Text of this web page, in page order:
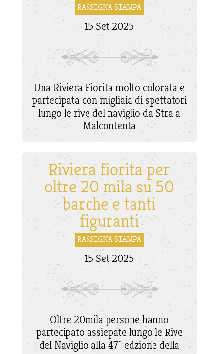
RASSEGNA STAMPA
15 Set 2025
Una Riviera Fiorita molto colorata e
partecipata con migliaia di spettatori
lungo le rive del naviglio da Stra a
Malcontenta
Riviera fiorita per
oltre 20 mila su 50
barche e tanti
figuranti
RASSEGNA STAMPA
15 Set 2025
Oltre 20mila persone hanno
partecipato assiepate lungo le Rive
del Naviglio alla 47^ edzione della